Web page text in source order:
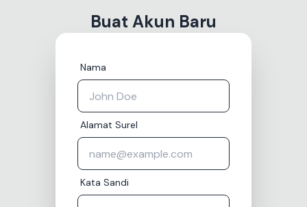
Buat Akun Baru
Nama
Alamat Surel
Kata Sandi